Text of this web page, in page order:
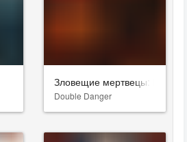
Зловещие мертвецы: Пекло
Double Danger